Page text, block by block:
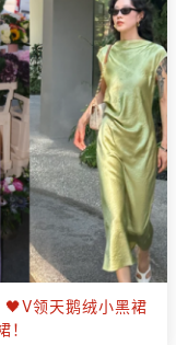
领天鹅绒小黑裙